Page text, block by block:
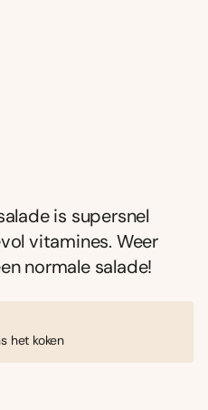
is supersnel
vitamines. Weer
normale salade!
het koken